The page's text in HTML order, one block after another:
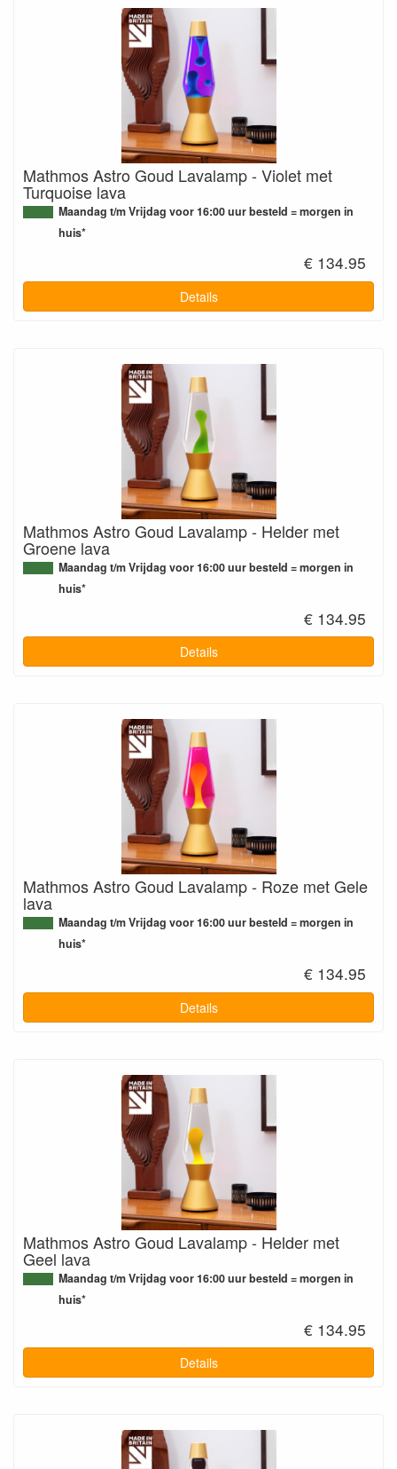
Mathmos Astro Goud Lavalamp - Violet met
Turquoise lava
Maandag t/m Vrijdag voor 16:00 uur besteld = morgen in
huis*
€ 134.95
Details
Mathmos Astro Goud Lavalamp - Helder met
Groene lava
Maandag t/m Vrijdag voor 16:00 uur besteld = morgen in
huis*
€ 134.95
Details
Mathmos Astro Goud Lavalamp - Roze met Gele
lava
Maandag t/m Vrijdag voor 16:00 uur besteld = morgen in
huis*
€ 134.95
Details
Mathmos Astro Goud Lavalamp - Helder met
Geel lava
Maandag t/m Vrijdag voor 16:00 uur besteld = morgen in
huis*
€ 134.95
Details